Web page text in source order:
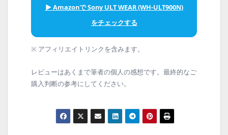
▶ Amazonで Sony ULT WEAR (WH-ULT900N)
をチェックする
※ アフィリエイトリンクを含みます。
レビューはあくまで筆者の個人の感想です。最終的なご
購入判断の参考にしてください。